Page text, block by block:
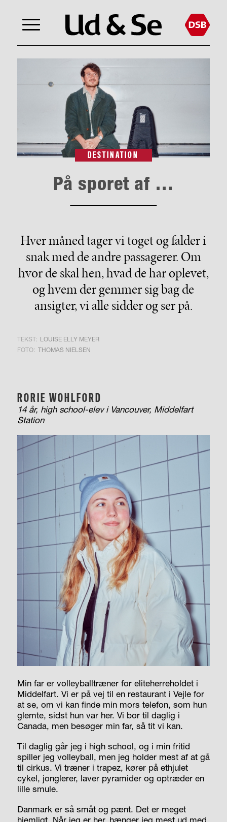
DESTINATION
På sporet af …
Hver måned tager vi toget og falder i
snak med de andre passagerer. Om
hvor de skal hen, hvad de har oplevet,
og hvem der gemmer sig bag de
ansigter, vi alle sidder og ser på.
TEKST: LOUISE ELLY MEYER
FOTO: THOMAS NIELSEN
RORIE WOHLFORD
14 år, high school-elev i Vancouver, Middelfart
Station
Min far er volleyballtræner for eliteherreholdet i
Middelfart. Vi er på vej til en restaurant i Vejle for
at se, om vi kan finde min mors telefon, som hun
glemte, sidst hun var her. Vi bor til daglig i
Canada, men besøger min far, så tit vi kan.
Til daglig går jeg i high school, og i min fritid
spiller jeg volleyball, men jeg holder mest af at gå
til cirkus. Vi træner i trapez, kører på ethjulet
cykel, jonglerer, laver pyramider og optræder en
lille smule.
Danmark er så småt og pænt. Det er meget
hjemligt. Når jeg er her, hænger jeg mest ud med